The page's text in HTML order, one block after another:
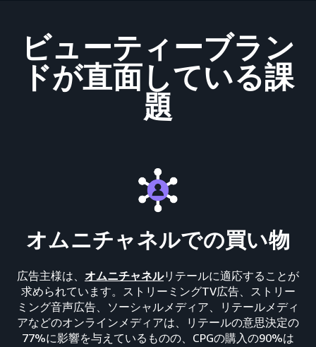
ビューティーブラン
ドが直面している課
題
オムニチャネルでの買い物
広告主様は、 オムニチャネルリテールに適応することが
求められています。ストリーミングTV広告、ストリー
ミング音声広告、ソーシャルメディア、リテールメディ
アなどのオンラインメディアは、リテールの意思決定の
77%に影響を与えているものの、CPGの購入の90%は